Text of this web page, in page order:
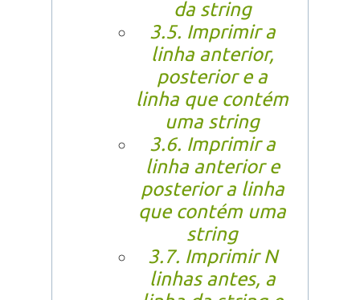
da string
3.5. Imprimir a
linha anterior,
posterior e a
linha que contém
uma string
3.6. Imprimir a
linha anterior e
posterior a linha
que contém uma
string
3.7. Imprimir N
linhas antes, a